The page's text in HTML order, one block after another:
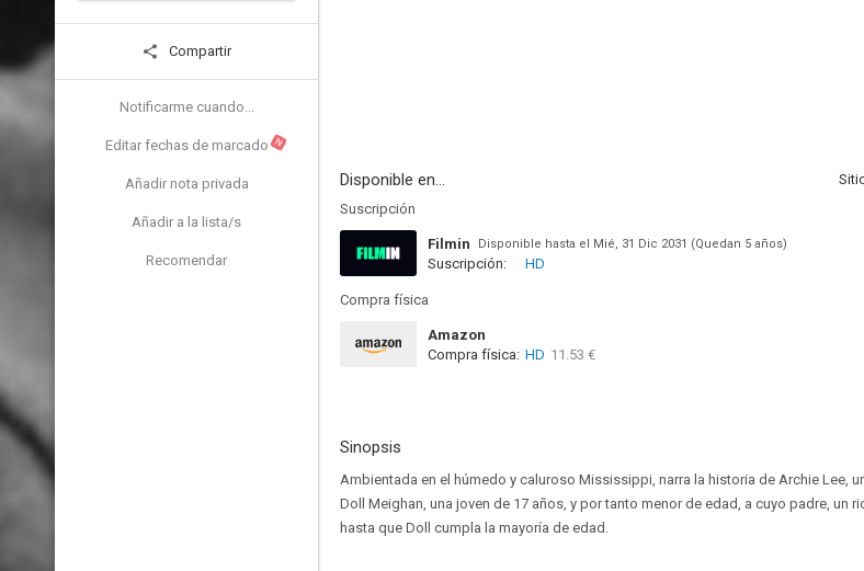
Compartir
Notificarme cuando...
Editar fechas de marcado N
Añadir nota privada
Añadir a la lista/s
Recomendar
Disponible en...
Suscripción
Filmin Disponible hasta el Mié, 31 Dic 2031 (Quedan 5 años)
Suscripción: HD
Compra física
Amazon
Compra física: HD 11.53 €
Sinopsis
Ambientada en el húmedo y caluroso Mississippi, narra la historia de Archie Lee,
Doll Meighan, una joven de 17 años, y por tanto menor de edad, a cuyo padre, un
hasta que Doll cumpla la mayoría de edad.